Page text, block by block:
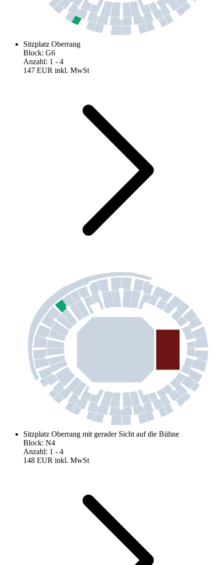
Sitzplatz Oberrang
Block: G6
Anzahl: 1 - 4
147 EUR inkl. MwSt
Sitzplatz Oberrang mit gerader Sicht auf die Bühne
Block: N4
Anzahl: 1 - 4
148 EUR inkl. MwSt